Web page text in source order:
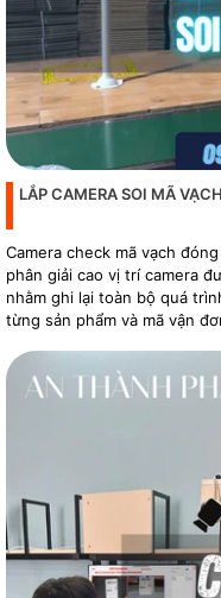
LẮP CAMERA SOI MÃ VẠCH
Camera check mã vạch
phân giải cao vị trí camera
nhằm ghi lại toàn bộ quá
từng sản phẩm và mã vận